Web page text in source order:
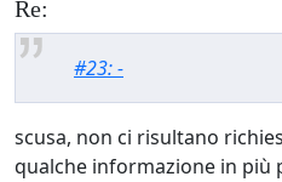
Re:
#23: -
scusa, non ci risultano
qualche informazione in più